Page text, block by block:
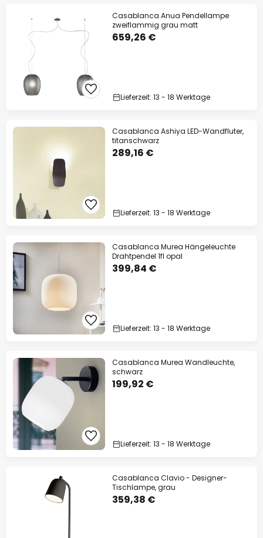
Casablanca Anua Pendellampe
zweiflammig grau matt
659,26 €
Lieferzeit: 13 - 18 Werktage
Casablanca Ashiya LED-Wandfluter,
titanschwarz
289,16 €
Lieferzeit: 13 - 18 Werktage
Casablanca Murea Hängeleuchte
Drahtpendel 1fl opal
399,84 €
Lieferzeit: 13 - 18 Werktage
Casablanca Murea Wandleuchte,
schwarz
199,92 €
Lieferzeit: 13 - 18 Werktage
Casablanca Clavio - Designer-
Tischlampe, grau
359,38 €